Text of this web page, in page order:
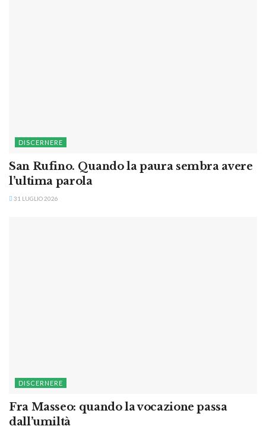
DISCERNERE
San Rufino. Quando la paura sembra avere
l’ultima parola
31 LUGLIO 2026
DISCERNERE
Fra Masseo: quando la vocazione passa
dall’umiltà